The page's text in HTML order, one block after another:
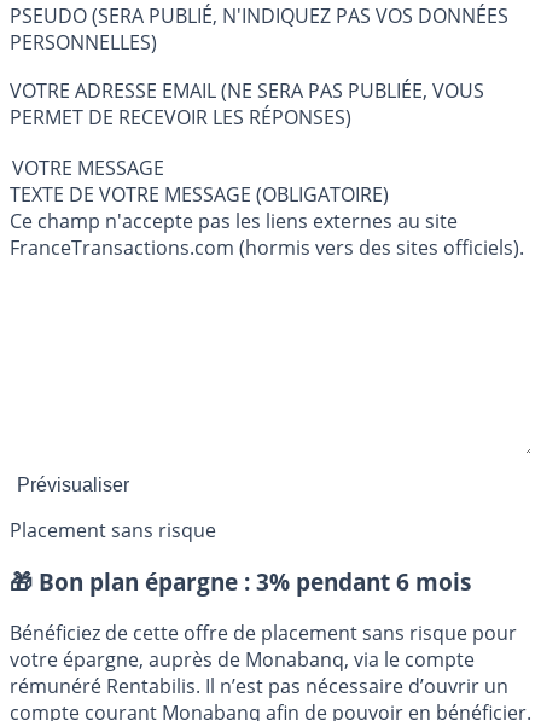
PSEUDO (SERA PUBLIÉ, N'INDIQUEZ PAS VOS DONNÉES
PERSONNELLES)
VOTRE ADRESSE EMAIL (NE SERA PAS PUBLIÉE, VOUS
PERMET DE RECEVOIR LES RÉPONSES)
VOTRE MESSAGE
TEXTE DE VOTRE MESSAGE (OBLIGATOIRE)
Ce champ n'accepte pas les liens externes au site
FranceTransactions.com (hormis vers des sites officiels).
Placement sans risque
🎁 Bon plan épargne : 3% pendant 6 mois
Bénéficiez de cette offre de placement sans risque pour
votre épargne, auprès de Monabanq, via le compte